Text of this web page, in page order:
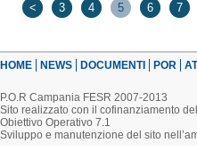
< 3 4 5 6 7
HOME NEWS DOCUMENTI POR
P.O.R Campania FESR 2007-2013
Sito realizzato con il cofinanziamento
Obiettivo Operativo 7.1
Sviluppo e manutenzione del sito